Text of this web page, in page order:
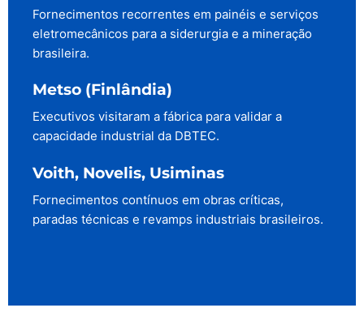
Fornecimentos recorrentes em painéis e serviços
eletromecânicos para a siderurgia e a mineração
brasileira.
Metso (Finlândia)
Executivos visitaram a fábrica para validar a
capacidade industrial da DBTEC.
Voith, Novelis, Usiminas
Fornecimentos contínuos em obras críticas,
paradas técnicas e revamps industriais brasileiros.